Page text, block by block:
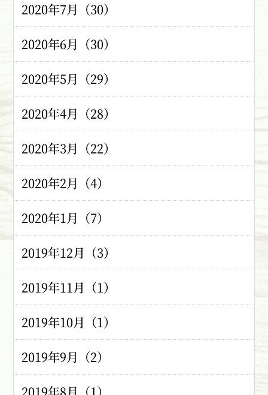
2020年7月（30）
2020年6月（30）
2020年5月（29）
2020年4月（28）
2020年3月（22）
2020年2月（4）
2020年1月（7）
2019年12月（3）
2019年11月（1）
2019年10月（1）
2019年9月（2）